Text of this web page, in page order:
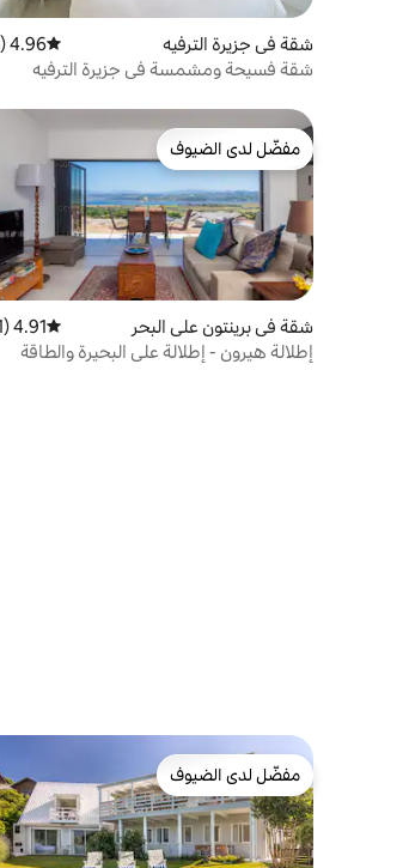
شقة في جزيرة الترفيه متوسط التقييم
4.96 (45)
شقة فسيحة ومشمسة في جزيرة الترفيه
مفضّل لدى الضيوف
مفضّل لدى الضيوف
شقة في برينتون على البحر متوسط التقييم 4.91
4.91 (151)
إطلالة هيرون - إطلالة على البحيرة والطاقة
مفضّل لدى الضيوف
مفضّل لدى الضيوف